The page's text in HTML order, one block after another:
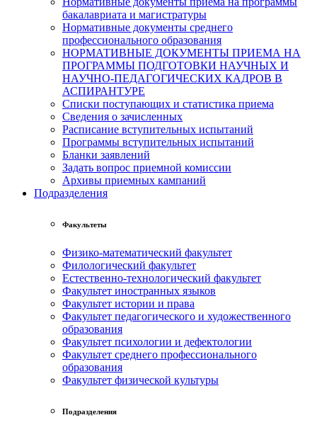
бакалавриата и магистратуры
Нормативные документы среднего
профессионального образования
НОРМАТИВНЫЕ ДОКУМЕНТЫ ПРИЕМА НА
ПРОГРАММЫ ПОДГОТОВКИ НАУЧНЫХ И
НАУЧНО-ПЕДАГОГИЧЕСКИХ КАДРОВ В
АСПИРАНТУРЕ
Списки поступающих и статистика приема
Сведения о зачисленных
Расписание вступительных испытаний
Программы вступительных испытаний
Бланки заявлений
Задать вопрос приемной комиссии
Архивы приемных кампаний
Подразделения
Факультеты
Физико-математический факультет
Филологический факультет
Естественно-технологический факультет
Факультет иностранных языков
Факультет истории и права
Факультет педагогического и художественного
образования
Факультет психологии и дефектологии
Факультет среднего профессионального
образования
Факультет физической культуры
Подразделения